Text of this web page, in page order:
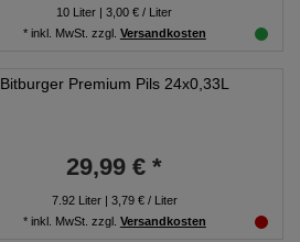
10 Liter | 3,00 € / Liter
* inkl. MwSt. zzgl. Versandkosten
Bitburger Premium Pils 24x0,33L
29,99 € *
7.92Liter| 3,79 € / Liter
* inkl. MwSt. zzgl. Versandkosten